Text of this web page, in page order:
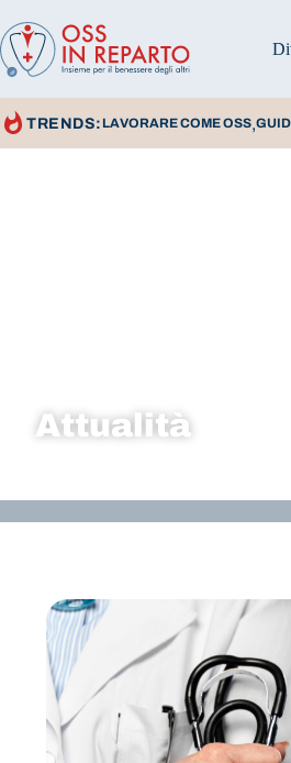
TRENDS: LAVORARE COME OSS,
Attualità